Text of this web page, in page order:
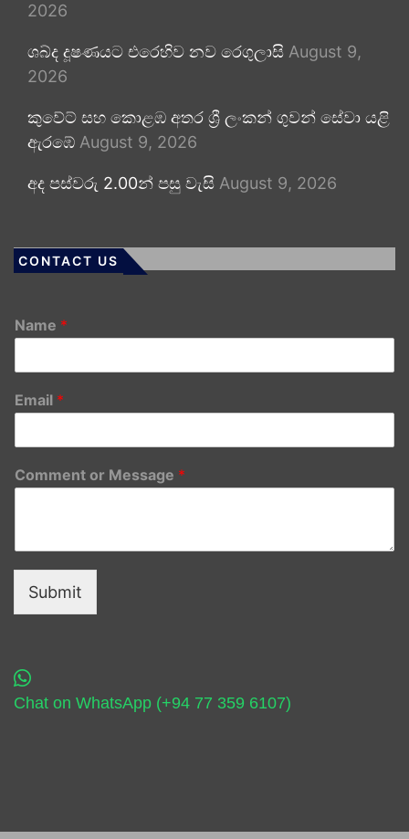
2026
ශබ්ද දූෂණයට එරෙහිව නව රෙගුලාසි August 9,
2026
කුවේට් සහ කොළඹ අතර ශ්‍රී ලංකන් ගුවන් සේවා යළි
ඇරඹේ August 9, 2026
අද පස්වරු 2.00න් පසු වැසි August 9, 2026
CONTACT US
Name *
Email *
Comment or Message *
Submit
Chat on WhatsApp (+94 77 359 6107)